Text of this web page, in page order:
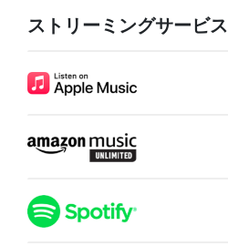
ストリーミングサービス